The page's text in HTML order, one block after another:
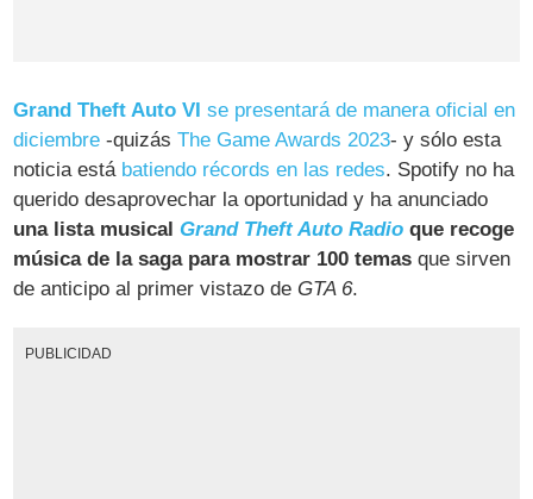
Grand Theft Auto VI se presentará de manera oficial en
diciembre -quizásThe Game Awards 2023- y sólo esta
noticia está batiendo récords en las redes. Spotify no ha
querido desaprovechar la oportunidad y ha anunciado
una lista musicalGrand Theft Auto Radio que recoge
música de la saga para mostrar 100 temas que sirven
de anticipo al primer vistazo deGTA 6.
PUBLICIDAD